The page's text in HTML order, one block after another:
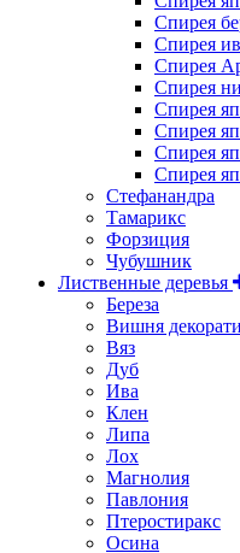
Спирея
Спирея
Спирея
Спирея
Спирея
Спирея
Спирея
Спирея
Стефанандра
Тамарикс
Форзиция
Чубушник
Лиственные деревья
Береза
Вишня
Вяз
Дуб
Ива
Клен
Липа
Лох
Магнолия
Павлония
Птеростиракс
Осина